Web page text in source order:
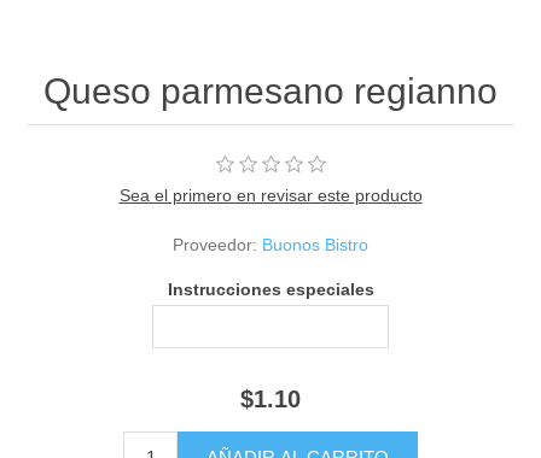
Queso parmesano regianno
Sea el primero en revisar este producto
Proveedor: Buonos Bistro
Instrucciones especiales
$1.10